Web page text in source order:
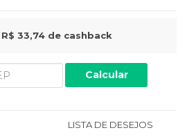
R$ 33,74 de cashback
Calcular
LISTA DE DESEJOS